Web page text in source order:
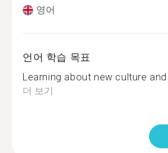
영어
언어 학습 목표
Learning about new culture
더 보기